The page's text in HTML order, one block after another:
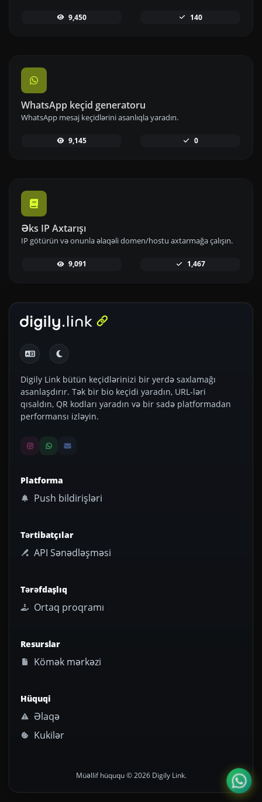
9,450 140
WhatsApp keçid generatoru
WhatsApp mesaj keçidlərini asanlıqla yaradın.
9,145 0
Əks IP Axtarışı
IP götürün və onunla əlaqəli domen/hostu axtarmağa çalışın.
9,091 1,467
Digily Link bütün keçidlərinizi bir yerdə saxlamağı
asanlaşdırır. Tək bir bio keçidi yaradın, URL-ləri
qısaldın, QR kodları yaradın və bir sadə platformadan
performansı izləyin.
Platforma
Push bildirişləri
Tərtibatçılar
API Sənədləşməsi
Tərəfdaşlıq
Ortaq proqramı
Resurslar
Kömək mərkəzi
Hüquqi
Əlaqə
Kukilər
Müəllif hüququ © 2026 Digily Link.